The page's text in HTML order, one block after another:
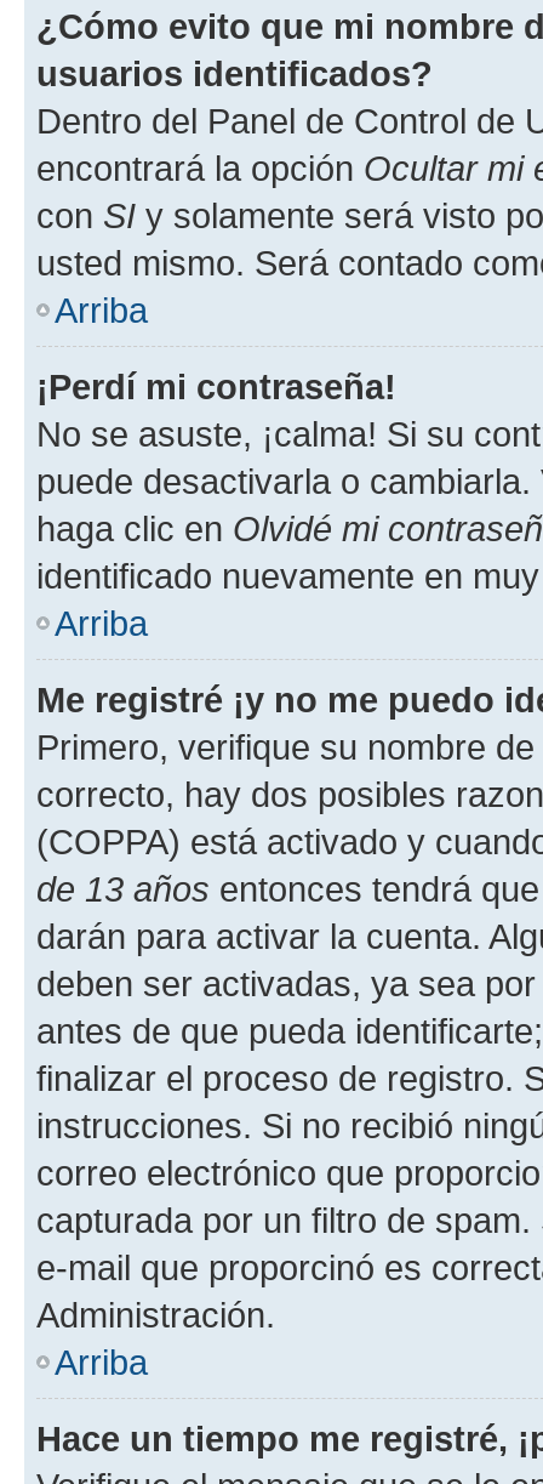
¿Cómo evito que mi nombre
usuarios identificados?
Dentro del Panel de Control de
encontrará la opción Ocultar mi
con SI y solamente será visto
usted mismo. Será contado
Arriba
¡Perdí mi contraseña!
No se asuste, ¡calma! Si su
puede desactivarla o
haga clic en Olvidé mi
identificado nuevamente en
Arriba
Me registré ¡y no me puedo
Primero, verifique su nombre
correcto, hay dos posibles
(COPPA) está activado y
de 13 años entonces tendrá
darán para activar la cuenta.
deben ser activadas, ya sea
antes de que pueda
finalizar el proceso de registro.
instrucciones. Si no recibió
correo electrónico que
capturada por un filtro de
e-mail que proporcinó es
Administración.
Arriba
Hace un tiempo me registré,